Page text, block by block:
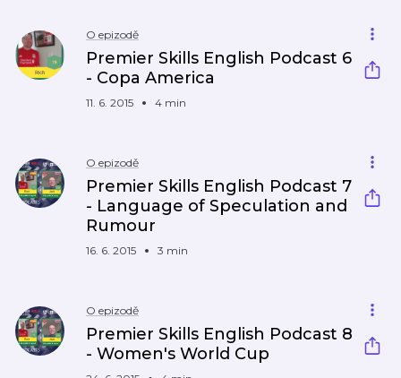
O epizodě
Premier Skills English Podcast 6
- Copa America
11. 6. 2015 4 min
O epizodě
Premier Skills English Podcast 7
- Language of Speculation and
Rumour
16. 6. 2015 3 min
O epizodě
Premier Skills English Podcast 8
- Women's World Cup